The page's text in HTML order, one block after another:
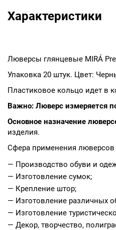
Характеристики
Люверсы глянцевые MIRÁ
Упаковка 20 штук. Цвет:
Пластиковое кольцо идет в
Важно: Люверс измеряется
Основное назначение
изделия.
Сфера применения люверсов
— Производство обуви и
— Изготовление сумок;
— Крепление штор;
— Изготовление различных
— Изготовление
— Декор, творчество,